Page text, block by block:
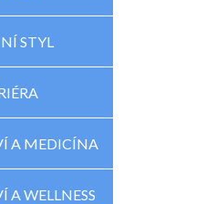
STYL
A MEDICÍNA
A WELLNESS